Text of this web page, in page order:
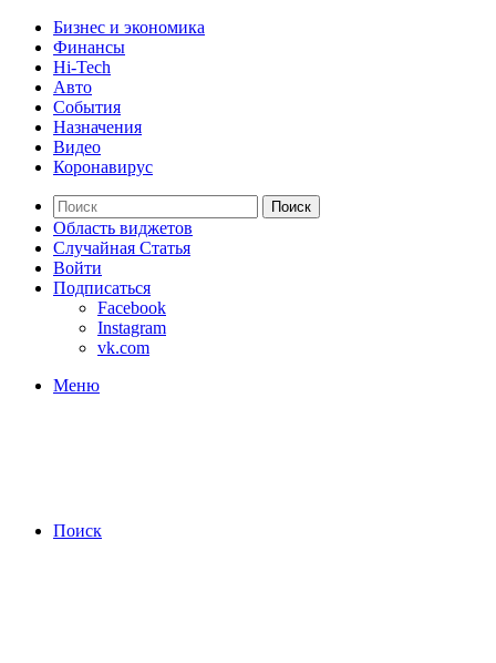
Бизнес и экономика
Финансы
Hi-Tech
Авто
События
Назначения
Видео
Коронавирус
Поиск
Область виджетов
Случайная Статья
Войти
Подписаться
Facebook
Instagram
vk.com
Меню
Поиск